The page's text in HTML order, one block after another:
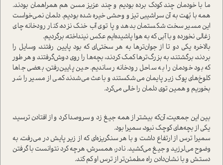
ما با خودمان چند کودک برده بودیم و چند عزیز مسن هم همراهمان بودند.
همه با بُهت به آن سراشیبی تیز و وحشی خیره شده بودیم. دلمان نمی‌خوا‌ست
این مسیر سخت شکستمان بدهد و پا توی آب خنک نزده، کنار رودخانه چای
زغالی نخورده و با آبی که به هوا پاشیده‌ایم عکس نینداخته، برگردیم.
بالاخره یکی دو تا از جوان‌ترها به هر سختی‌ای که بود پایین رفتند، وسایل را
بردند، برگشتند، به بزرگ‌ترها کمک کردند، بچه‌ها را روی دوش‌گرفتند و هر طور
که بود خودمان را به ساحل رودخانه رساندیم. حین پایین‌رفتن، بعضی جاها
کلوخ‌های پوک زیر پایمان می‌شکستند و باعث می‌شدند کمی از مسیر را سُر
بخوریم و همین توی دلمان را خالی می‌کرد.
بین این جمعیت، آن‌که بیشتر از همه جیغ زد و سروصدا کرد و از افتادن ترسید،
یکی از بچه‌های کوچک نبود، سمیرا بود.
سمیرا ترس از ارتفاع داشت و با هر سنگریزه‌ای که از زیر پایش در می‌رفت، به
وضوح می‌لرزید و جیغ می‌کشید. نادر، همسرش، هر‌چه کرد نتوانست با گرفتن
دستش و با نشان‌دادن راه مطمئن‌تر از ترس او کم کند.